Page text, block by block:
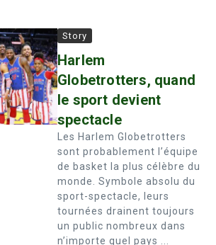
Story
Harlem
Globetrotters, quand
le sport devient
spectacle
Les Harlem Globetrotters
sont probablement l’équipe
de basket la plus célèbre du
monde. Symbole absolu du
sport-spectacle, leurs
tournées drainent toujours
un public nombreux dans
n’importe quel pays ...